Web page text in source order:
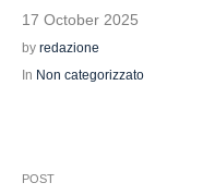
17 October 2025
by redazione
In Non categorizzato
POST